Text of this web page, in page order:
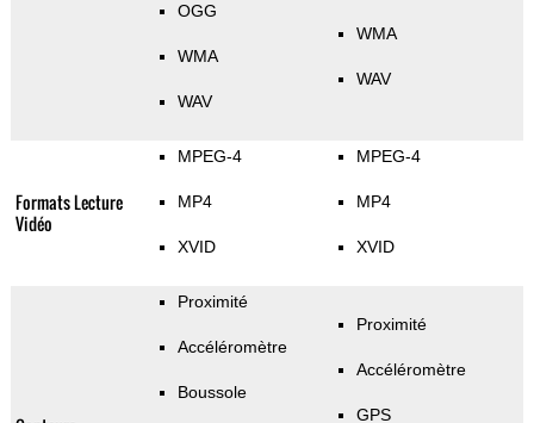
OGG
WMA
WAV
WMA
WAV
Formats Lecture
Vidéo
MPEG-4
MP4
XVID
MPEG-4
MP4
XVID
Proximité
Accéléromètre
Boussole
Proximité
Accéléromètre
GPS